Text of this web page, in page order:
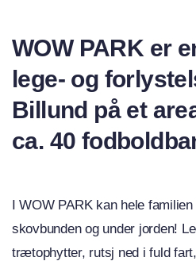
WOW PARK er
lege- og
Billund på et
ca. 40
I WOW PARK kan hele
skovbunden og under jorden!
trætophytter, rutsj ned i fuld